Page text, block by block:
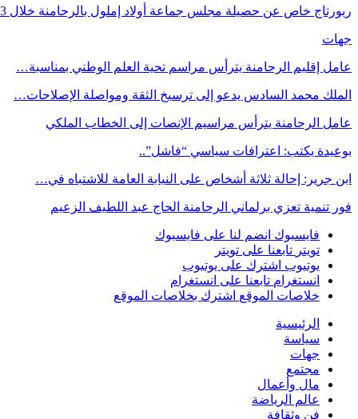
ربورتاج خاص عن حصيلة مجلس جماعة أولاد إملول بالرحامنة خلال 3…
جهات
عامل إقليم الرحامنة يترأس مراسم تحية العلم الوطني بمناسبة…
الملك محمد السادس يدعو إلى ترسيخ الثقة ومواصلة الإصلاحات…
عامل الرحامنة يترأس مراسيم الإنصات إلى الخطاب الملكي
بوعيدة يكتب: اعترافات سياسي “فاشل”..
ابن جرير: إحالة ثلاثة أشخاص على النيابة العامة للاشتباه في…
فور تنمية تعزي برلماني الرحامنة الحاج عبد اللطيف الزعيم
فايسبوك انضم لنا على فايسبوك
تويتر تابعنا على تويتر
يوتيوب اشترك على يوتيوب
انستغرام تابعنا على انستغرام
خلاصات الموقع اشترك بخلاصات الموقع
الرئيسية
سياسة
جهات
مجتمع
مال وأعمال
عالم الرياضة
فن وثقافة